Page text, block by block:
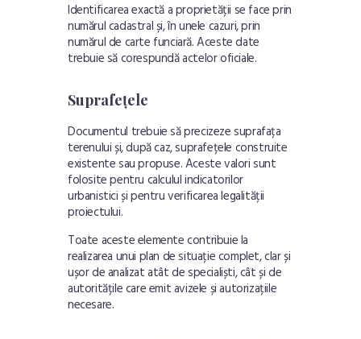
Identificarea exactă a proprietății se face prin
numărul cadastral și, în unele cazuri, prin
numărul de carte funciară. Aceste date
trebuie să corespundă actelor oficiale.
Suprafețele
Documentul trebuie să precizeze suprafața
terenului și, după caz, suprafețele construite
existente sau propuse. Aceste valori sunt
folosite pentru calculul indicatorilor
urbanistici și pentru verificarea legalității
proiectului.
Toate aceste elemente contribuie la
realizarea unui plan de situație complet, clar și
ușor de analizat atât de specialiști, cât și de
autoritățile care emit avizele și autorizațiile
necesare.